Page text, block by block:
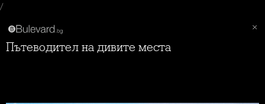
/
Пътеводител на дивите места